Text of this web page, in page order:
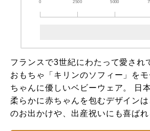
0 2500 5000
フランスで3世紀にわたって愛され
おもちゃ「キリンのソフィー」を
ちゃんに優しいベビーウェア。 日
柔らかに赤ちゃんを包むデザイン
のお出かけや、出産祝いにも喜ばれ